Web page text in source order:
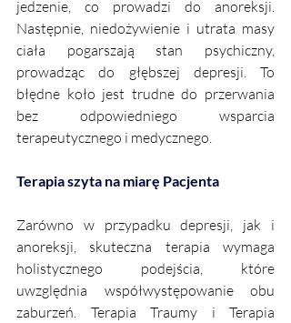
jedzenie, co prowadzi do anoreksji.
Następnie, niedożywienie i utrata masy
ciała pogarszają stan psychiczny,
prowadząc do głębszej depresji. To
błędne koło jest trudne do przerwania
bez odpowiedniego wsparcia
terapeutycznego i medycznego.
Terapia szyta na miarę Pacjenta
Zarówno w przypadku depresji, jak i
anoreksji, skuteczna terapia wymaga
holistycznego podejścia, które
uwzględnia współwystępowanie obu
zaburzeń. Terapia Traumy i Terapia